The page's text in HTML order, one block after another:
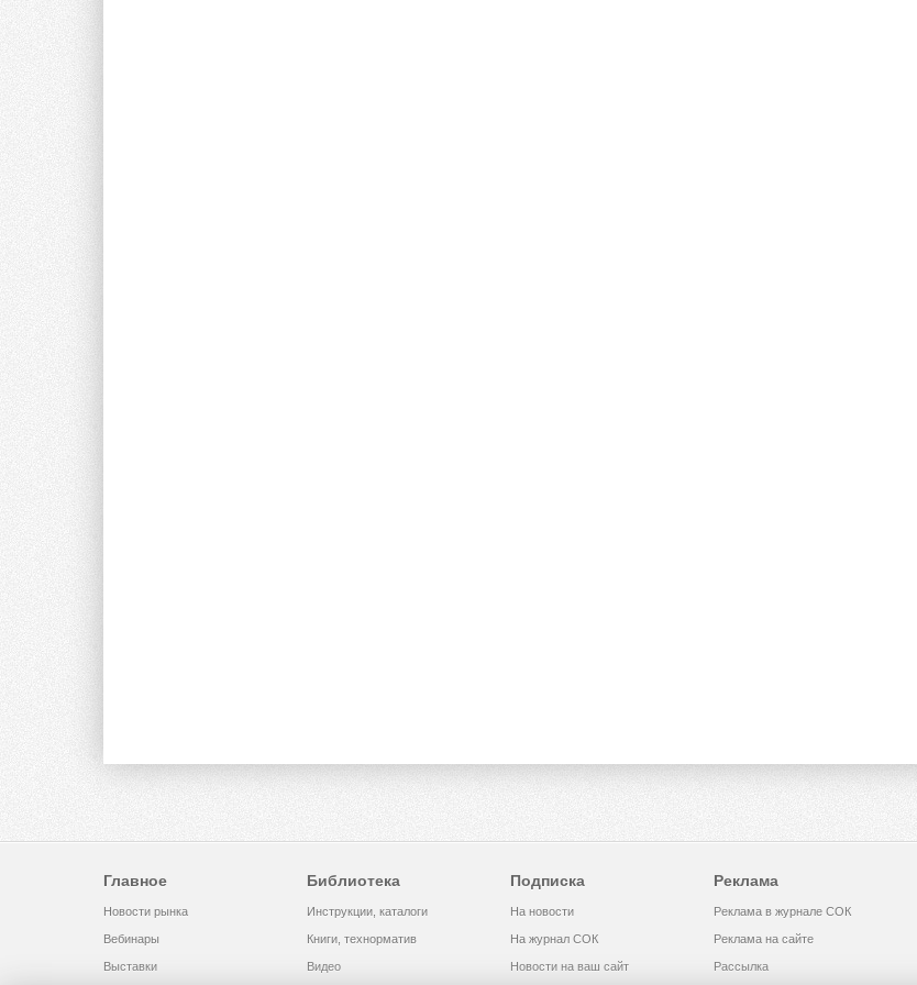
Главное
Новости рынка
Вебинары
Выставки
Библиотека
Инструкции, каталоги
Книги, технорматив
Видео
Подписка
На новости
На журнал СОК
Новости на ваш сайт
Реклама
Реклама в журнале СОК
Реклама на сайте
Рассылка